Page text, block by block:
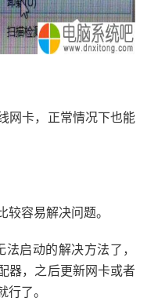
网卡，正常情况下也能
容易解决问题。
启动的解决方法了，
器，之后更新网卡或者
了。